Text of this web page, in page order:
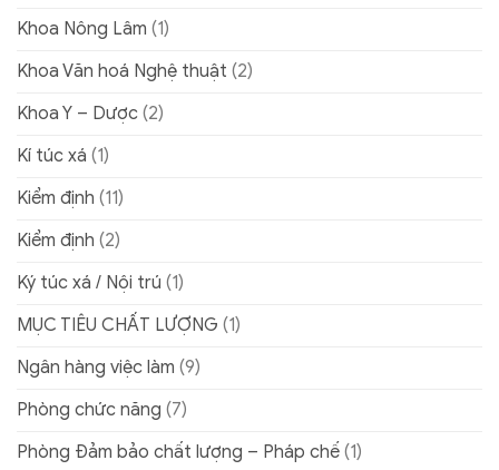
Khoa Nông Lâm (1)
Khoa Văn hoá Nghệ thuật (2)
Khoa Y – Dược (2)
Kí túc xá (1)
Kiểm định (11)
Kiểm định (2)
Ký túc xá / Nội trú (1)
MỤC TIÊU CHẤT LƯỢNG (1)
Ngân hàng việc làm (9)
Phòng chức năng (7)
Phòng Đảm bảo chất lượng – Pháp chế (1)